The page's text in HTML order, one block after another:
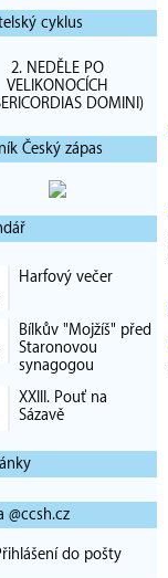
cyklus
2. NEDĚLE PO
VELIKONOCÍCH
DOMINI)
Český zápas
Harfový večer
Bílkův "Mojžíš" před
Staronovou
synagogou
XXIII. Pouť na
Sázavě
@ccsh.cz
do pošty